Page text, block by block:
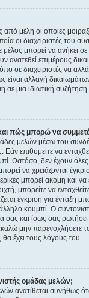
από μέλη οι οποίες
οι διαχειριστές του
μπορεί να ανήκει σε
ανατεθεί επιμέρους
σε διαχειριστές να
αλλαγή
μια ιδιωτική συζήτηση.
πώς μπορώ να
μελών μέσω του
επιθυμείτε να
Ωστόσο, δεν έχουν
να χρειάζονται
μπορεί ακόμη και
μπορείτε να
έγκριση για ένταξη
κουμπί. Ο
σας και ίσως σας ρωτήσει
μην παρενοχλήσετε
έχει τους λόγους του.
ομάδας μελών;
ανατίθεται συνήθως